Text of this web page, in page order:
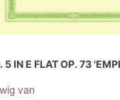
5 IN E FLAT OP. 73
van